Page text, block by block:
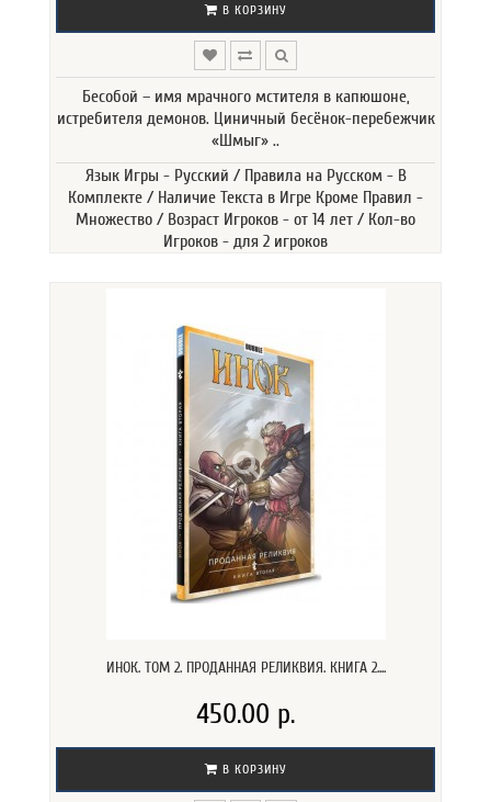
В КОРЗИНУ
Бесобой – имя мрачного мстителя в капюшоне,
истребителя демонов. Циничный бесёнок-перебежчик
«Шмыг» ..
Язык Игры - Русский / Правила на Русском - В
Комплекте / Наличие Текста в Игре Кроме Правил -
Множество / Возраст Игроков - от 14 лет / Кол-во
Игроков - для 2 игроков
ИНОК. ТОМ 2. ПРОДАННАЯ РЕЛИКВИЯ. КНИГА 2....
450.00 р.
В КОРЗИНУ